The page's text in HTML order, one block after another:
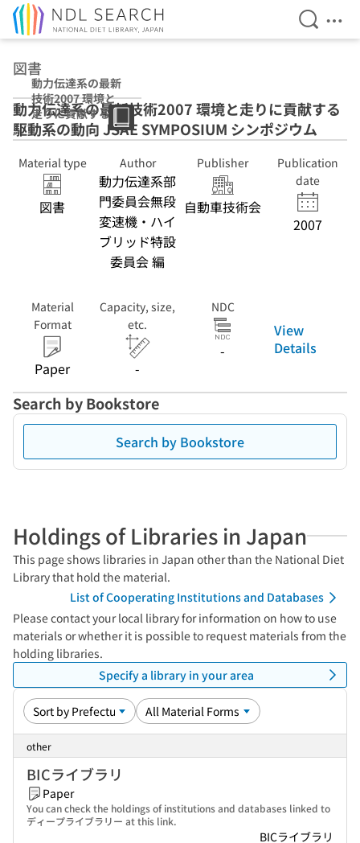
Open
図書
動力伝達系の最新
技術2007 環境と
走りに貢献する駆
動系の動向 JSAE
SYMPOSIUM シ
ンポジウム
動力伝達系の最新技術2007 環境と走りに貢献する
駆動系の動向 JSAE SYMPOSIUM シンポジウム
Material type
図書
Author
動力伝達系部
門委員会無段
変速機・ハイ
ブリッド特設
委員会 編
Publisher
自動車技術会
Publication
date
2007
Material
Format
Paper
Capacity, size,
etc.
-
NDC
-
View
Details
Search by Bookstore
Search by Bookstore
Holdings of Libraries in Japan
This page shows libraries in Japan other than the National Diet
Library that hold the material.
List of Cooperating Institutions and Databases
Please contact your local library for information on how to use
materials or whether it is possible to request materials from the
holding libraries.
Specify a library in your area
other
BICライブラリ
Paper
You can check the holdings of institutions and databases linked to
ディープライブラリー at this link.
BICライブラリ